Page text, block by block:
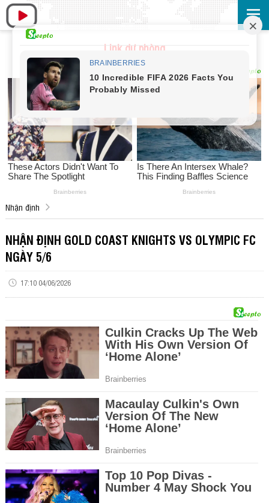
Link dự phòng
Nhận định
NHẬN ĐỊNH GOLD COAST KNIGHTS VS OLYMPIC FC
NGÀY 5/6
17:10 04/06/2026